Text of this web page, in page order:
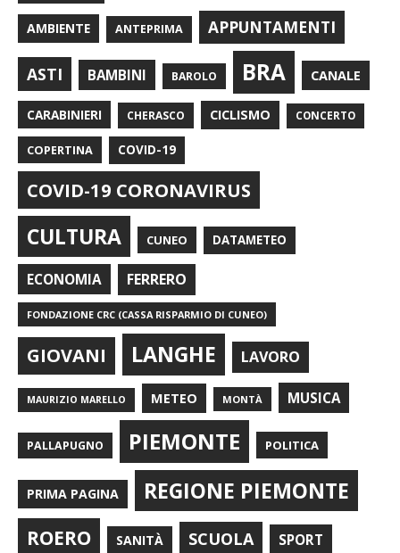
AMBIENTE ANTEPRIMA APPUNTAMENTI
ASTI BAMBINI BAROLO BRA CANALE
CARABINIERI CHERASCO CICLISMO CONCERTO
COPERTINA COVID-19
COVID-19 CORONAVIRUS
CULTURA CUNEO DATAMETEO
ECONOMIA FERRERO
FONDAZIONE CRC (CASSA RISPARMIO DI CUNEO)
GIOVANI LANGHE LAVORO
MAURIZIO MARELLO METEO MONTÀ MUSICA
PALLAPUGNO PIEMONTE POLITICA
PRIMA PAGINA REGIONE PIEMONTE
ROERO SANITÀ SCUOLA SPORT